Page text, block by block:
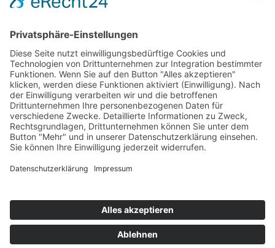
Impressum
Wir bilden aus!
© 2026TISCHLEREI FRANK KORNFELD- Website erstellt
von owl-vision-media.de
Dienstleistungen
Inneneinrichtung
Öffentliche Einrichtungen
Empfangstresen
Projekte